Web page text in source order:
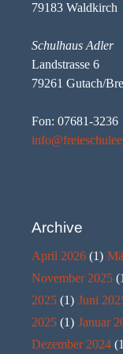
79183 Waldkirch
Schulhaus Adler
Landstrasse 6
79261 Gutach/
Fon: 07681-3236
Archive
April 2026 (1)
November 2025
2025 (1) Juni
2025 (1) Januar
Dezember 2024